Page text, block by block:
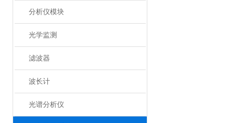
分析仪模块
光学监测
滤波器
波长计
光谱分析仪